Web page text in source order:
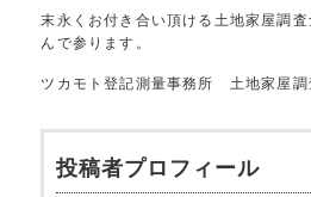
末永くお付き合い頂ける土地家屋調
んで参ります。
ツカモト登記測量事務所 土地家屋
投稿者プロフィール